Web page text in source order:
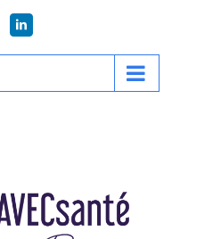
LinkedIn